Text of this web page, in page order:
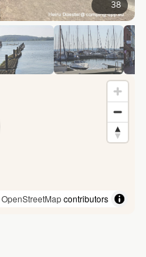
38
OpenStreetMapcontributors